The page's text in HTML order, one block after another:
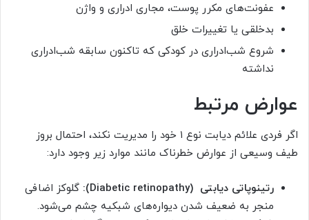
عفونت‌های مکرر پوست، مجاری ادراری و واژن
بدخلقی یا تغییرات خلق
شروع شب‌ادراری در کودکی که تاکنون سابقه شب‌ادراری
نداشته
عوارض مرتبط
اگر فردی علائم دیابت نوع ۱ خود را مدیریت نکند، احتمال بروز
طیف وسیعی از عوارض خطرناک مانند موارد زیر وجود دارد:
رتینوپاتی دیابتی (Diabetic retinopathy):
گلوکز اضافی
منجر به ضعیف شدن دیواره‌های شبکیه چشم می‌شود.